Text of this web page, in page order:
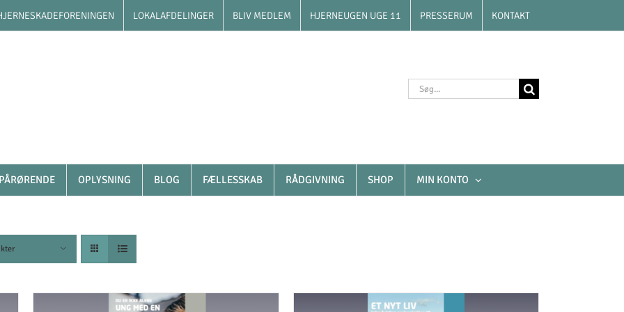
LOKALAFDELINGER BLIV MEDLEM HJERNEUGEN UGE 11 PRESSERUM KONTAKT
Søg
PÅRØRENDE OPLYSNING BLOG FÆLLESSKAB RÅDGIVNING SHOP MIN KONTO